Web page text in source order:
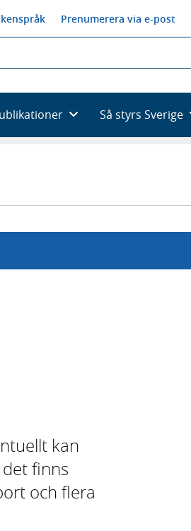
Prenumerera via e-post
Så styrs Sverige
kan
finns
och flera